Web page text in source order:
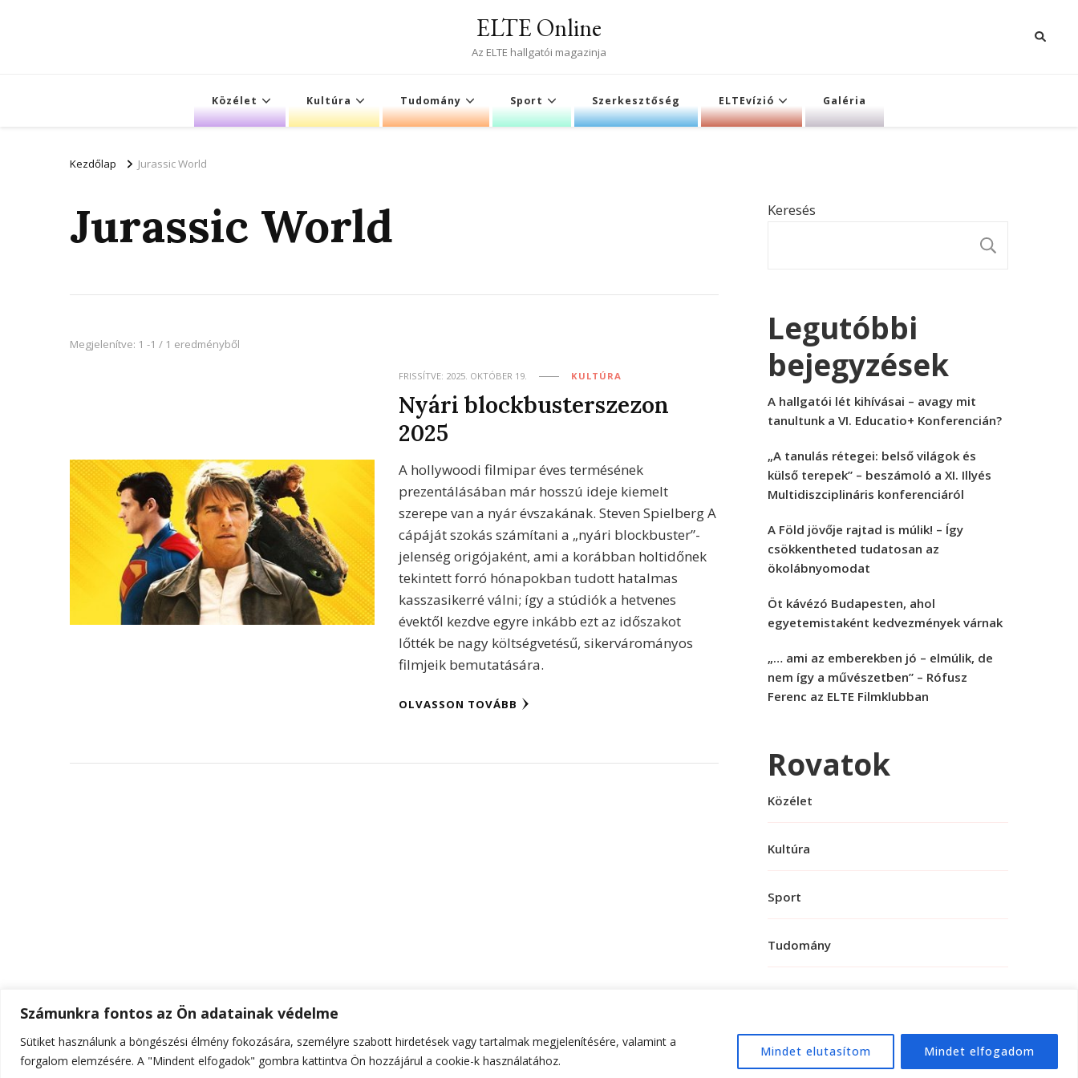
Számunkra fontos az Ön adatainak védelme
Sütiket használunk a böngészési élmény fokozására, személyre szabott hirdetések vagy tartalmak megjelenítésére, valamint a
forgalom elemzésére. A "Mindent elfogadok" gombra kattintva Ön hozzájárul a cookie-k használatához.
Mindet elutasítom Mindet elfogadom
ELTE Online
Az ELTE hallgatói magazinja
Közélet Kultúra Tudomány Sport Szerkesztőség ELTEvízió Galéria
Kezdőlap Jurassic World
Jurassic World
Megjelenítve: 1 -1 / 1 eredményből
FRISSÍTVE: 2025. OKTÓBER 19. KULTÚRA
Nyári blockbusterszezon
2025
A hollywoodi filmipar éves termésének
prezentálásában már hosszú ideje kiemelt
szerepe van a nyár évszakának. Steven Spielberg A
cápáját szokás számítani a „nyári blockbuster”-
jelenség origójaként, ami a korábban holtidőnek
tekintett forró hónapokban tudott hatalmas
kasszasikerré válni; így a stúdiók a hetvenes
évektől kezdve egyre inkább ezt az időszakot
lőtték be nagy költségvetésű, sikervárományos
filmjeik bemutatására.
OLVASSON TOVÁBB
Keresés
Legutóbbi
bejegyzések
A hallgatói lét kihívásai – avagy mit
tanultunk a VI. Educatio+ Konferencián?
„A tanulás rétegei: belső világok és
külső terepek” – beszámoló a XI. Illyés
Multidiszciplináris konferenciáról
A Föld jövője rajtad is múlik! – Így
csökkentheted tudatosan az
ökolábnyomodat
Öt kávézó Budapesten, ahol
egyetemistaként kedvezmények várnak
„… ami az emberekben jó – elmúlik, de
nem így a művészetben” – Rófusz
Ferenc az ELTE Filmklubban
Rovatok
Közélet
Kultúra
Sport
Tudomány
© Szerzői jog 2026ELTE Online . Minden jog fenntartva.Hello Fashion | Fejlesztette WordPress.